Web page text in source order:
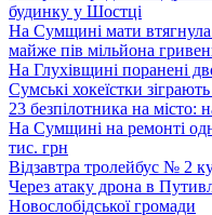
будинку у Шостці
На Сумщині мати
майже пів мільйона
На Глухівщині поранені
Сумські хокеїстки
23 безпілотника на місто:
На Сумщині на ремонті
тис. грн
Відзавтра тролейбус № 2
Через атаку дрона в
Новослобідської громади